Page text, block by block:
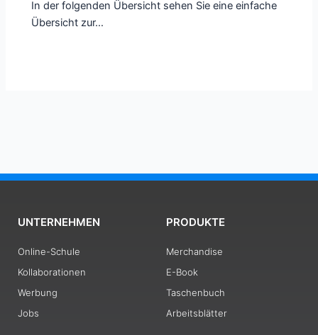
In der folgenden Übersicht sehen Sie eine einfache
Übersicht zur…
UNTERNEHMEN
Online-Schule
Kollaborationen
Werbung
Jobs
PRODUKTE
Merchandise
E-Book
Taschenbuch
Arbeitsblätter